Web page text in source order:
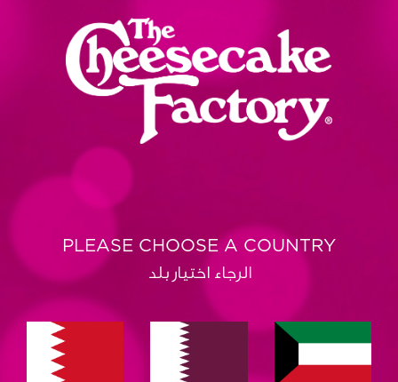
PLEASE CHOOSE A COUNTRY
الرجاء اختيار بلد